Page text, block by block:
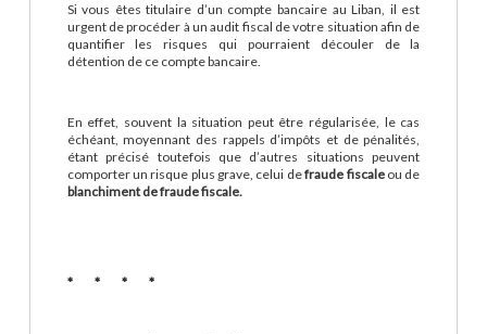
Si vous êtes titulaire d’un compte bancaire au Liban, il est
urgent de procéder à un audit fiscal de votre situation afin de
quantifier les risques qui pourraient découler de la
détention de ce compte bancaire.
En effet, souvent la situation peut être régularisée, le cas
échéant, moyennant des rappels d’impôts et de pénalités,
étant précisé toutefois que d’autres situations peuvent
comporter un risque plus grave, celui defraude fiscaleou de
blanchiment de fraude fiscale.
* * * *